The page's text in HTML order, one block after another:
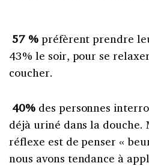
57 %préfèrent prendre
43% le soir, pour se
coucher.
40%des personnes
déjà uriné dans la douche.
réflexe est de penser «
nous avons tendance à